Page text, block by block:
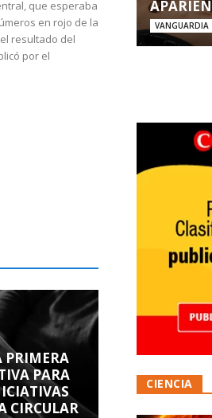
que esperaba
en rojo de la
resultado del
por el
PRIMERA
PARA
CIRCULAR
VANGUARDIA
CIENCIA